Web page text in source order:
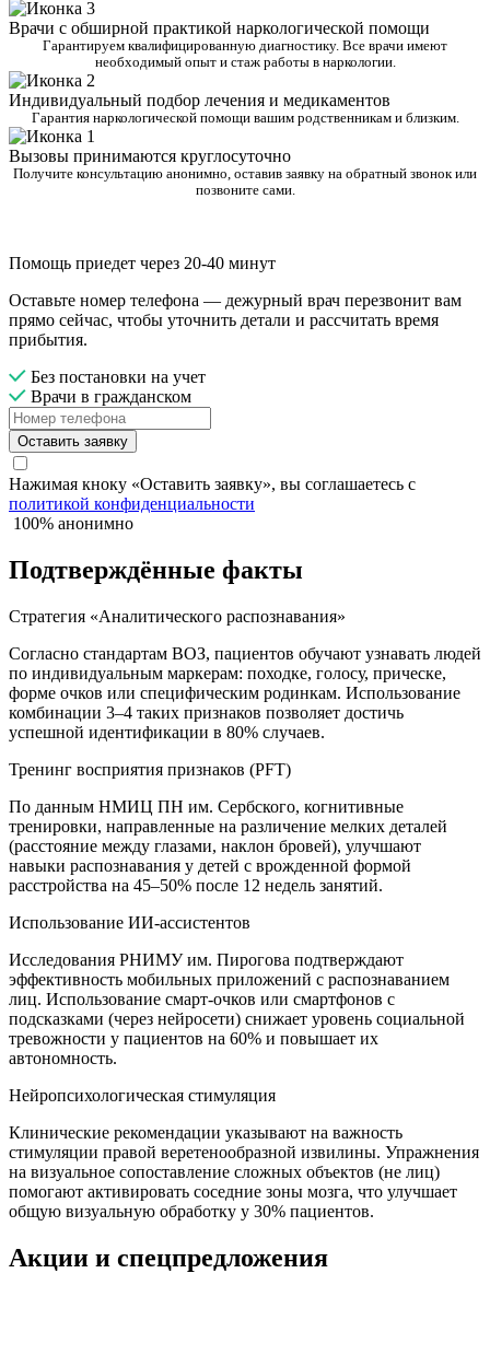
Врачи с обширной практикой наркологической помощи
Гарантируем квалифицированную диагностику. Все врачи имеют
необходимый опыт и стаж работы в наркологии.
Индивидуальный подбор лечения и медикаментов
Гарантия наркологической помощи вашим родственникам и близким.
Вызовы принимаются круглосуточно
Получите консультацию анонимно, оставив заявку на обратный звонок или
позвоните сами.
Помощь приедет через 20-40 минут
Оставьте номер телефона — дежурный врач перезвонит вам
прямо сейчас, чтобы уточнить детали и рассчитать время
прибытия.
Без постановки на учет
Врачи в гражданском
Оставить заявку
Нажимая кноку «Оставить заявку», вы соглашаетесь с
политикой конфиденциальности
100% анонимно
Подтверждённые факты
Стратегия «Аналитического распознавания»
Согласно стандартам ВОЗ, пациентов обучают узнавать людей
по индивидуальным маркерам: походке, голосу, прическе,
форме очков или специфическим родинкам. Использование
комбинации 3–4 таких признаков позволяет достичь
успешной идентификации в 80% случаев.
Тренинг восприятия признаков (PFT)
По данным НМИЦ ПН им. Сербского, когнитивные
тренировки, направленные на различение мелких деталей
(расстояние между глазами, наклон бровей), улучшают
навыки распознавания у детей с врожденной формой
расстройства на 45–50% после 12 недель занятий.
Использование ИИ-ассистентов
Исследования РНИМУ им. Пирогова подтверждают
эффективность мобильных приложений с распознаванием
лиц. Использование смарт-очков или смартфонов с
подсказками (через нейросети) снижает уровень социальной
тревожности у пациентов на 60% и повышает их
автономность.
Нейропсихологическая стимуляция
Клинические рекомендации указывают на важность
стимуляции правой веретенообразной извилины. Упражнения
на визуальное сопоставление сложных объектов (не лиц)
помогают активировать соседние зоны мозга, что улучшает
общую визуальную обработку у 30% пациентов.
Акции и спецпредложения